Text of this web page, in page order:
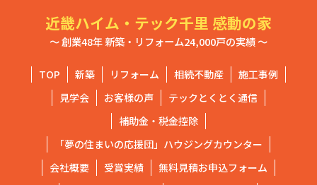
近畿ハイム・テック千里 感動の家
～ 創業48年 新築・リフォーム24,000戸の実績 ～
TOP 新築 リフォーム 相続不動産
施工事例
見学会
お客様の声
テックとくとく通信
補助金・税金控除
「夢の住まいの応援団」ハウジングカウンター
会社概要
受賞実績
無料見積お申込フォーム